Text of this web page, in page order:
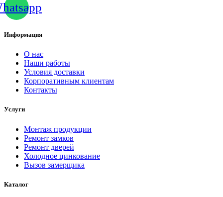
Информация
О нас
Наши работы
Условия доставки
Корпоративным клиентам
Контакты
Услуги
Монтаж продукции
Ремонт замков
Ремонт дверей
Холодное цинкование
Вызов замерщика
Каталог